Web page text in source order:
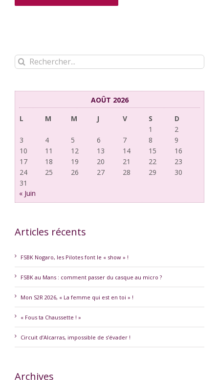
Rechercher:
AOÛT 2026
L
M M J V S
D
1
2
3
4 5 6 7 8
9
10
11 12 13 14 15
16
17
18 19 20 21 22
23
24
25 26 27 28 29
30
31
« Juin
Articles récents
FSBK Nogaro, les Pilotes font le « show » !
FSBK au Mans : comment passer du casque au micro ?
Mon S2R 2026, « La femme qui est en toi » !
« Fous ta Chaussette ! »
Circuit d’Alcarras, impossible de s’évader !
Archives